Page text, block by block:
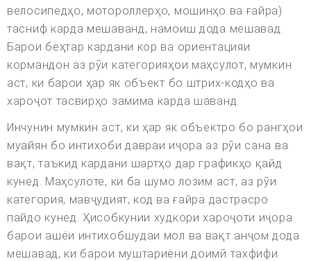
велосипедҳо, мотороллерҳо, мошинҳо ва ғайра)
тасниф карда мешаванд, намоиш дода мешавад.
Барои беҳтар кардани кор ва ориентацияи
кормандон аз рӯи категорияҳои маҳсулот, мумкин
аст, ки барои ҳар як объект бо штрих-кодҳо ва
хароҷот тасвирҳо замима карда шаванд.
Инчунин мумкин аст, ки ҳар як объектро бо рангҳои
муайян бо интихоби давраи иҷора аз рӯи сана ва
вақт, таъкид кардани шартҳо дар графикҳо қайд
кунед. Маҳсулоте, ки ба шумо лозим аст, аз рӯи
категория, мавҷудият, код ва ғайра дастрасро
пайдо кунед. Ҳисобкунии худкори хароҷоти иҷора
барои ашёи интихобшудаи мол ва вақт анҷом дода
мешавад, ки барои муштариёни доимӣ тахфифи